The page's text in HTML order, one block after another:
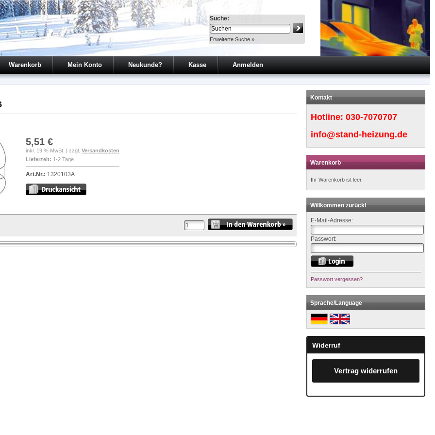
Suche:
Erweiterte Suche »
Warenkorb Mein Konto Neukunde? Kasse Anmelden
5,51 €
inkl. 19 % MwSt. | zzgl. Versandkosten
Lieferzeit: 1-2 Tage
Art.Nr.: 1320103A
Kontakt
Hotline:030-7070707
info@stand-heizung.de
Warenkorb
Ihr Warenkorb ist leer.
Willkommen zurück!
E-Mail-Adresse:
Passwort:
Passwort vergessen?
Sprache/Language
Widerruf
Vertrag widerrufen